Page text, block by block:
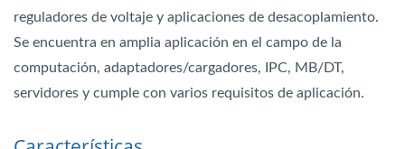
reguladores de voltaje y aplicaciones de desacoplamiento.
Se encuentra en amplia aplicación en el campo de la
computación, adaptadores/cargadores, IPC, MB/DT,
servidores y cumple con varios requisitos de aplicación.